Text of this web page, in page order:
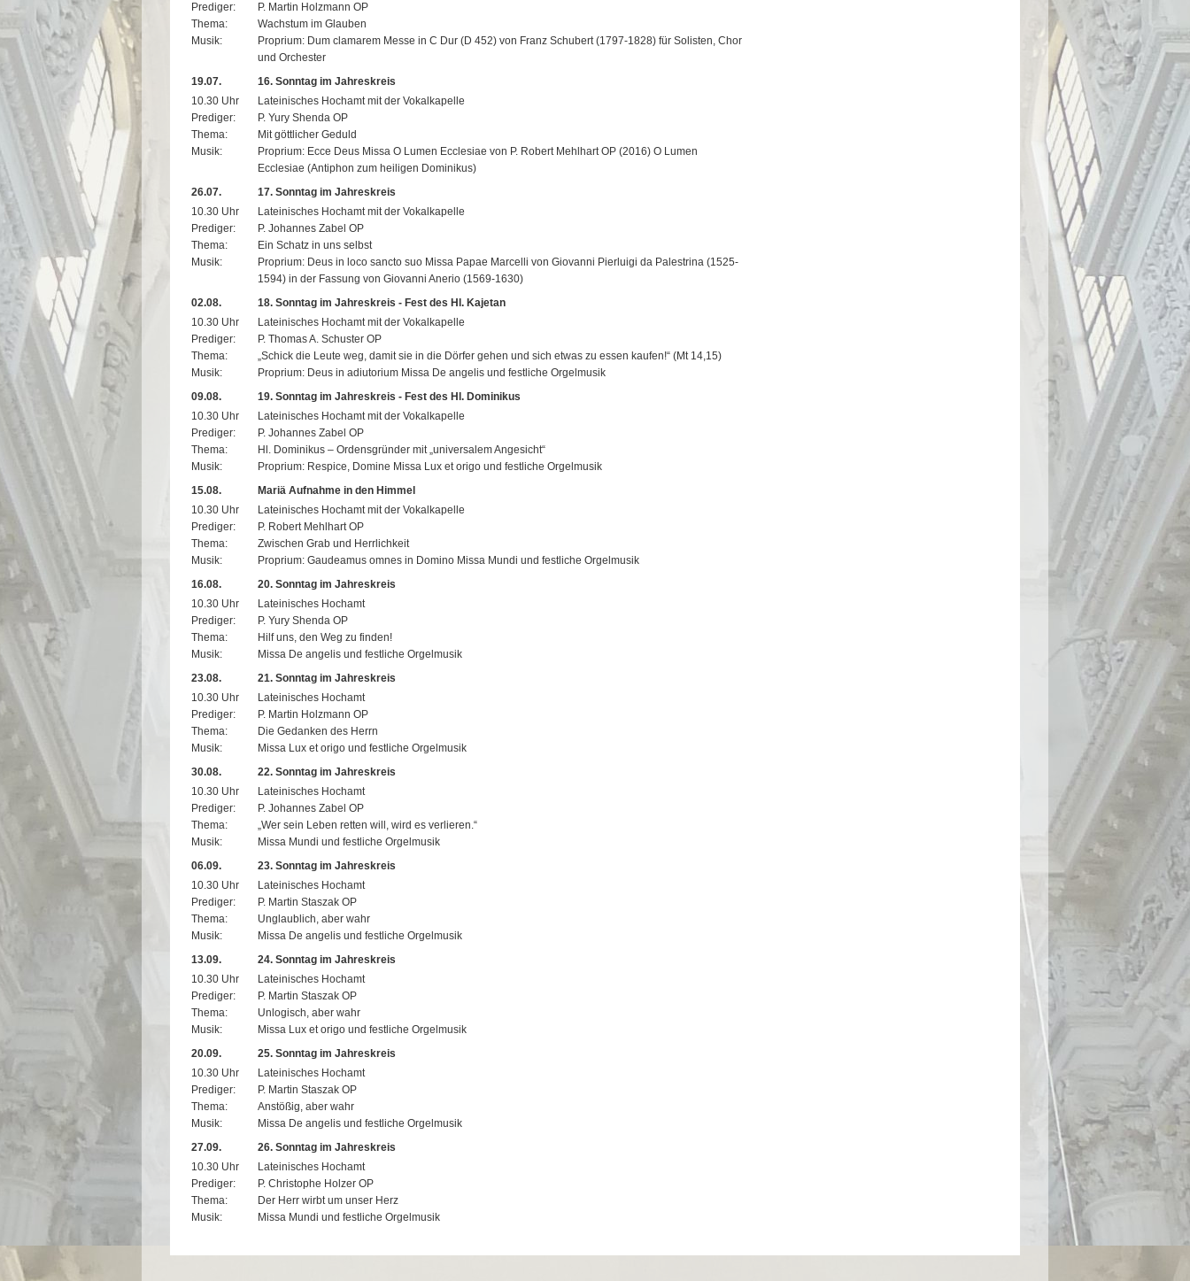
Prediger:
P. Martin Holzmann OP
Thema:
Wachstum im Glauben
Musik:
Proprium: Dum clamarem Messe in C Dur (D 452) von Franz Schubert (1797-1828) für Solisten, Chor
und Orchester
19.07.
16. Sonntag im Jahreskreis
10.30 Uhr
Lateinisches Hochamt mit der Vokalkapelle
Prediger:
P. Yury Shenda OP
Thema:
Mit göttlicher Geduld
Musik:
Proprium: Ecce Deus Missa O Lumen Ecclesiae von P. Robert Mehlhart OP (2016) O Lumen
Ecclesiae (Antiphon zum heiligen Dominikus)
26.07.
17. Sonntag im Jahreskreis
10.30 Uhr
Lateinisches Hochamt mit der Vokalkapelle
Prediger:
P. Johannes Zabel OP
Thema:
Ein Schatz in uns selbst
Musik:
Proprium: Deus in loco sancto suo Missa Papae Marcelli von Giovanni Pierluigi da Palestrina (1525-
1594) in der Fassung von Giovanni Anerio (1569-1630)
02.08.
18. Sonntag im Jahreskreis - Fest des Hl. Kajetan
10.30 Uhr
Lateinisches Hochamt mit der Vokalkapelle
Prediger:
P. Thomas A. Schuster OP
Thema:
„Schick die Leute weg, damit sie in die Dörfer gehen und sich etwas zu essen kaufen!“ (Mt 14,15)
Musik:
Proprium: Deus in adiutorium Missa De angelis und festliche Orgelmusik
09.08.
19. Sonntag im Jahreskreis - Fest des Hl. Dominikus
10.30 Uhr
Lateinisches Hochamt mit der Vokalkapelle
Prediger:
P. Johannes Zabel OP
Thema:
Hl. Dominikus – Ordensgründer mit „universalem Angesicht“
Musik:
Proprium: Respice, Domine Missa Lux et origo und festliche Orgelmusik
15.08.
Mariä Aufnahme in den Himmel
10.30 Uhr
Lateinisches Hochamt mit der Vokalkapelle
Prediger:
P. Robert Mehlhart OP
Thema:
Zwischen Grab und Herrlichkeit
Musik:
Proprium: Gaudeamus omnes in Domino Missa Mundi und festliche Orgelmusik
16.08.
20. Sonntag im Jahreskreis
10.30 Uhr
Lateinisches Hochamt
Prediger:
P. Yury Shenda OP
Thema:
Hilf uns, den Weg zu finden!
Musik:
Missa De angelis und festliche Orgelmusik
23.08.
21. Sonntag im Jahreskreis
10.30 Uhr
Lateinisches Hochamt
Prediger:
P. Martin Holzmann OP
Thema:
Die Gedanken des Herrn
Musik:
Missa Lux et origo und festliche Orgelmusik
30.08.
22. Sonntag im Jahreskreis
10.30 Uhr
Lateinisches Hochamt
Prediger:
P. Johannes Zabel OP
Thema:
„Wer sein Leben retten will, wird es verlieren.“
Musik:
Missa Mundi und festliche Orgelmusik
06.09.
23. Sonntag im Jahreskreis
10.30 Uhr
Lateinisches Hochamt
Prediger:
P. Martin Staszak OP
Thema:
Unglaublich, aber wahr
Musik:
Missa De angelis und festliche Orgelmusik
13.09.
24. Sonntag im Jahreskreis
10.30 Uhr
Lateinisches Hochamt
Prediger:
P. Martin Staszak OP
Thema:
Unlogisch, aber wahr
Musik:
Missa Lux et origo und festliche Orgelmusik
20.09.
25. Sonntag im Jahreskreis
10.30 Uhr
Lateinisches Hochamt
Prediger:
P. Martin Staszak OP
Thema:
Anstößig, aber wahr
Musik:
Missa De angelis und festliche Orgelmusik
27.09.
26. Sonntag im Jahreskreis
10.30 Uhr
Lateinisches Hochamt
Prediger:
P. Christophe Holzer OP
Thema:
Der Herr wirbt um unser Herz
Musik:
Missa Mundi und festliche Orgelmusik